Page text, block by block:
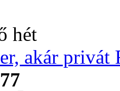
hét
akár privát